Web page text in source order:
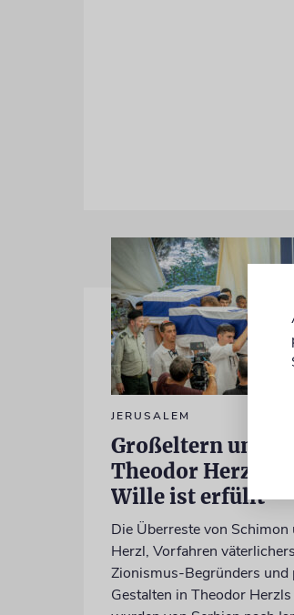
JERUSALEM
Großeltern
Theodor Herzls
Wille ist erfüllt
Die Überreste von Schimon
Herzl, Vorfahren
Zionismus-Begründers und
Gestalten in Theodor Herzls